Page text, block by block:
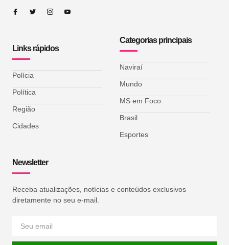
Links rápidos
Polícia
Política
Região
Cidades
Categorias principais
Naviraí
Mundo
MS em Foco
Brasil
Esportes
Newsletter
Receba atualizações, notícias e conteúdos exclusivos
diretamente no seu e-mail.